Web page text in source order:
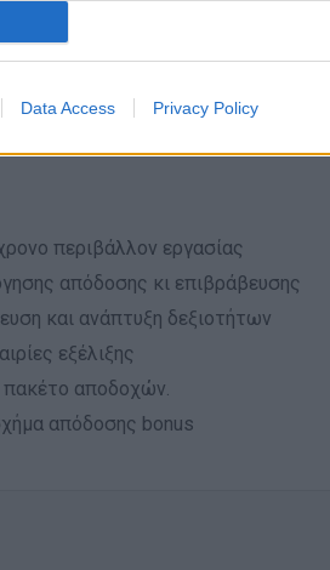
Data Access Privacy Policy
στην εξυπηρέτηση πελατών
διαπροσωπικές σχέσεις
περιβάλλον εργασίας
απόδοσης κι επιβράβευσης
και ανάπτυξη δεξιοτήτων
εξέλιξης
πακέτο αποδοχών.
απόδοσης bonus